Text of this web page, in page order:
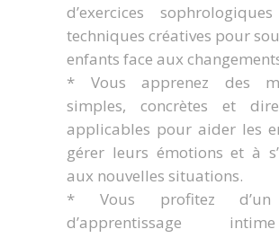
d’exercices
techniques créatives pour
enfants face aux
* Vous apprenez des
simples, concrètes et
applicables pour aider les
gérer leurs émotions et à
aux nouvelles situations.
* Vous profitez d’un
d’apprentissage